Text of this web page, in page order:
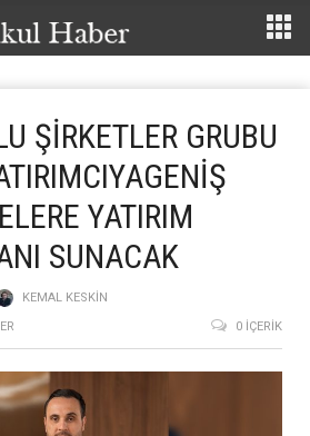
ŞİRKETLER GRUBU
YATIRIM
SUNACAK
KEMAL KESKIN
0 İÇERIK